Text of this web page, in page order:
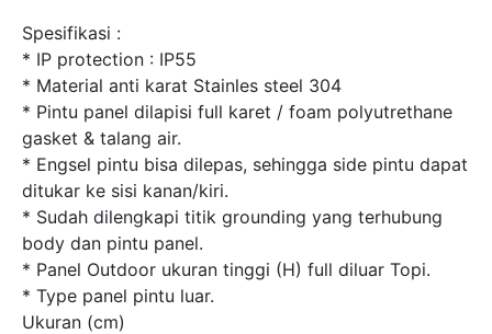
Spesifikasi :
* IP protection : IP55
* Material anti karat Stainles steel 304
* Pintu panel dilapisi full karet / foam polyutrethane
gasket & talang air.
* Engsel pintu bisa dilepas, sehingga side pintu dapat
ditukar ke sisi kanan/kiri.
* Sudah dilengkapi titik grounding yang terhubung
body dan pintu panel.
* Panel Outdoor ukuran tinggi (H) full diluar Topi.
* Type panel pintu luar.
Ukuran (cm)